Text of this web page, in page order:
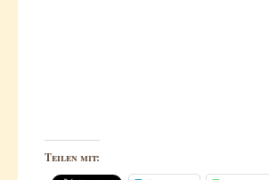
Teilen mit: